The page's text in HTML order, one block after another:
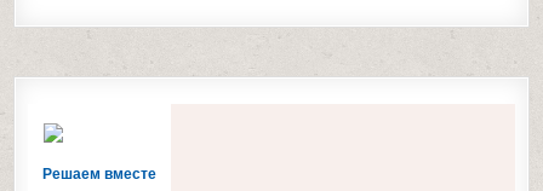
Решаем вместе